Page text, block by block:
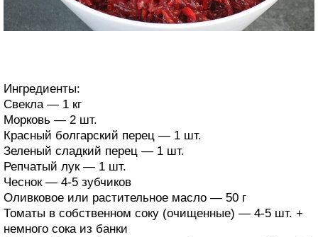
Ингредиенты:
Свекла — 1 кг
Морковь — 2 шт.
Красный болгарский перец — 1 шт.
Зеленый сладкий перец — 1 шт.
Репчатый лук — 1 шт.
Чеснок — 4-5 зубчиков
Оливковое или растительное масло — 50 г
Томаты в собственном соку (очищенные) — 4-5 шт. +
немного сока из банки